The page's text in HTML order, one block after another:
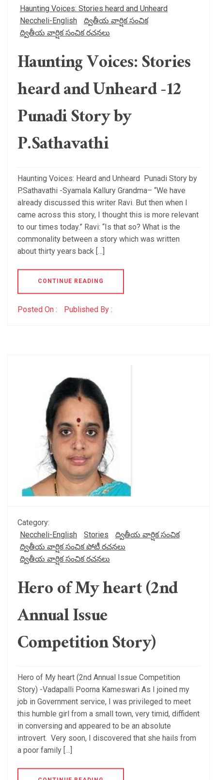
Haunting Voices: Stories heard and Unheard
Neccheli-English
ద్వితీయ వార్షిక సంచిక
ద్వితీయ వార్షిక సంచిక రచనలు
Haunting Voices: Stories
heard and Unheard -12
Punadi Story by
P.Sathavathi
Haunting Voices: Heard and Unheard Punadi Story by
P.Sathavathi -Syamala Kallury Grandma– “We have
already discussed this writer Ravi. But then when I
came across this story, I thought this is more relevant
to our times today.” Ravi: “Is that so? What is the
commonality between a story which was written
about thirty years back […]
CONTINUE READING
Posted On : Published By :
Category:
Neccheli-English
Stories
ద్వితీయ వార్షిక సంచిక
ద్వితీయ వార్షిక సంచిక పోటీ రచనలు
ద్వితీయ వార్షిక సంచిక రచనలు
Hero of My heart (2nd
Annual Issue
Competition Story)
Hero of My heart (2nd Annual Issue Competition
Story) -Vadapalli Poorna Kameswari As I joined my
job in Government service, I was privileged to meet
this humble girl from a small town, very timid, diffident
in conversing and appeared to be an absolute
introvert. Very soon, I discovered that she hails from
a poor family […]